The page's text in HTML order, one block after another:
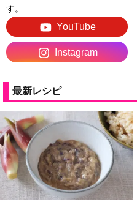
す。
YouTube
Instagram
最新レシピ